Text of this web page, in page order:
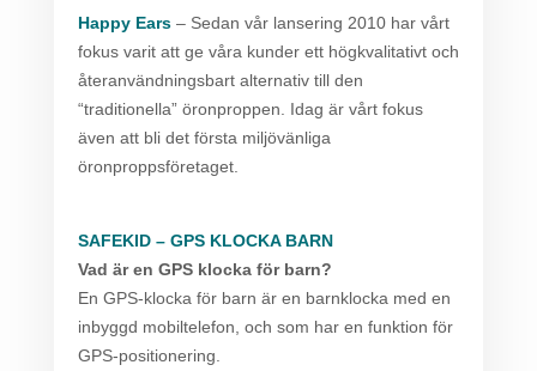
Happy Ears– Sedan vår lansering 2010 har vårt
fokus varit att ge våra kunder ett högkvalitativt och
återanvändningsbart alternativ till den
“traditionella” öronproppen. Idag är vårt fokus
även att bli det första miljövänliga
öronproppsföretaget.
SAFEKID – GPS KLOCKA BARN
Vad är en GPS klocka för barn?
En GPS-klocka för barn är en barnklocka med en
inbyggd mobiltelefon, och som har en funktion för
GPS-positionering.